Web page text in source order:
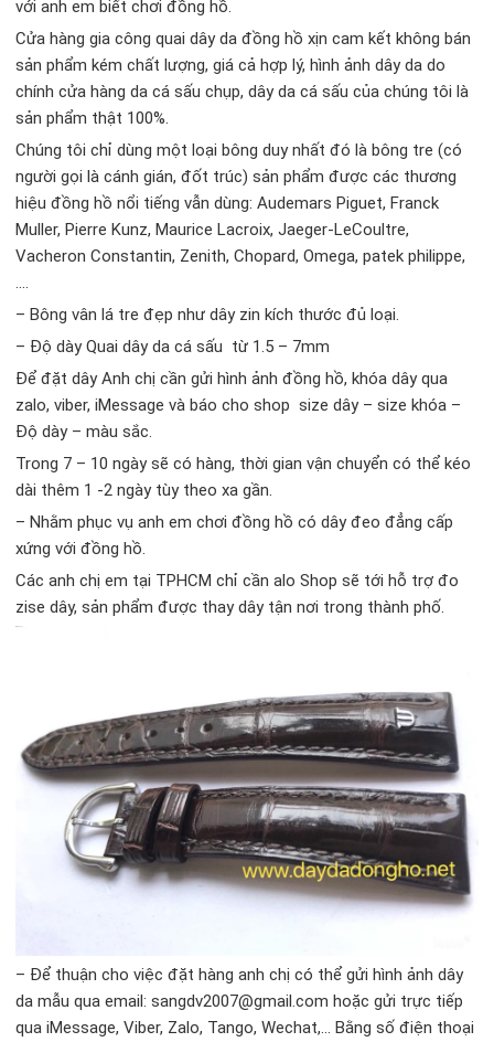
với anh em biết chơi đồng hồ.
Cửa hàng gia công quai dây da đồng hồ xịn cam kết không bán
sản phẩm kém chất lượng, giá cả hợp lý, hình ảnh dây da do
chính cửa hàng da cá sấu chụp, dây da cá sấu của chúng tôi là
sản phẩm thật 100%.
Chúng tôi chỉ dùng một loại bông duy nhất đó là bông tre (có
người gọi là cánh gián, đốt trúc) sản phẩm được các thương
hiệu đồng hồ nổi tiếng vẫn dùng: Audemars Piguet, Franck
Muller, Pierre Kunz, Maurice Lacroix, Jaeger-LeCoultre,
Vacheron Constantin, Zenith, Chopard, Omega, patek philippe,
….
– Bông vân lá tre đẹp như dây zin kích thước đủ loại.
– Độ dày Quai dây da cá sấu từ 1.5 – 7mm
Để đặt dây Anh chị cần gửi hình ảnh đồng hồ, khóa dây qua
zalo, viber, iMessage và báo cho shop size dây – size khóa –
Độ dày – màu sắc.
Trong 7 – 10 ngày sẽ có hàng, thời gian vận chuyển có thể kéo
dài thêm 1 -2 ngày tùy theo xa gần.
– Nhằm phục vụ anh em chơi đồng hồ có dây đeo đẳng cấp
xứng với đồng hồ.
Các anh chị em tại TPHCM chỉ cần alo Shop sẽ tới hỗ trợ đo
zise dây, sản phẩm được thay dây tận nơi trong thành phố.
– Để thuận cho việc đặt hàng anh chị có thể gửi hình ảnh dây
da mẫu qua email: sangdv2007@gmail.com hoặc gửi trực tiếp
qua iMessage, Viber, Zalo, Tango, Wechat,… Bằng số điện thoại